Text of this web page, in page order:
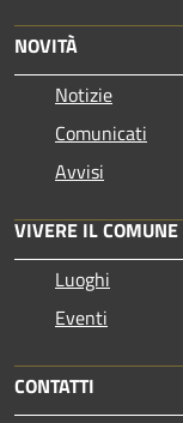
NOVITÀ
Notizie
Comunicati
Avvisi
VIVERE IL COMUNE
Luoghi
Eventi
CONTATTI